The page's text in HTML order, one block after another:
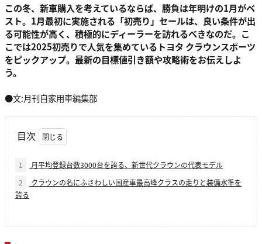
この冬、新車購入を考えているならば、勝負は年明けの1月がベ
スト。1月最初に実施される「初売り」セールは、良い条件が出
る可能性が高く、積極的にディーラーを訪れるべきなのだ。こ
こでは2025初売りで人気を集めているトヨタ クラウンスポーツ
をピックアップ。最新の目標値引き額や攻略術をお伝えしよ
う。
●文:月刊自家用車編集部
目次
1
月平均登録台数3000台を誇る、新世代クラウンの代表モデル
2
クラウンの名にふさわしい国産車最高峰クラスの走りと装備水準を
誇る